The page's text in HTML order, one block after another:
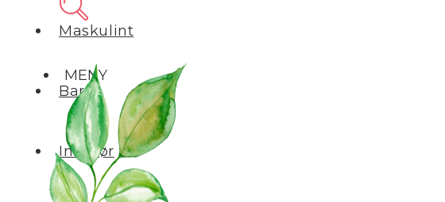
MENY
Maskulint
Barn
Interiør